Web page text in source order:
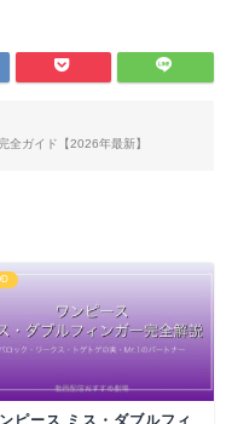
全ガイド【2026年最新】
ピース ミス・ダブルフィ